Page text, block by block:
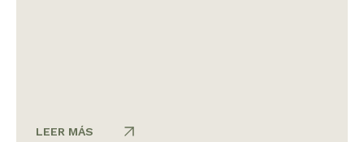
LEER MÁS